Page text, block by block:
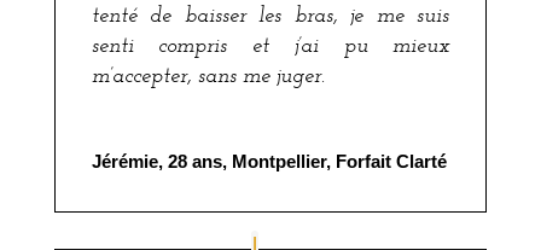
tenté de baisser les bras, je me suis
senti compris et j’ai pu mieux
m’accepter, sans me juger.
Jérémie, 28 ans, Montpellier, Forfait Clarté